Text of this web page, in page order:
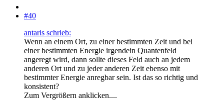
#40
antaris schrieb:
Wenn an einem Ort, zu einer bestimmten Zeit und bei
einer bestimmten Energie irgendein Quantenfeld
angeregt wird, dann sollte dieses Feld auch an jedem
anderen Ort und zu jeder anderen Zeit ebenso mit
bestimmter Energie anregbar sein. Ist das so richtig und
konsistent?
Zum Vergrößern anklicken....